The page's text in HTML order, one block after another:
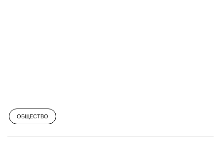
ОБЩЕСТВО